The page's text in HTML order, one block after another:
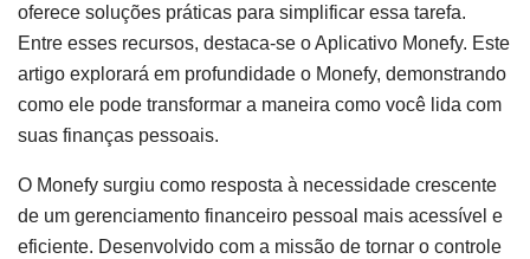
oferece soluções práticas para simplificar essa tarefa.
Entre esses recursos, destaca-se o Aplicativo Monefy. Este
artigo explorará em profundidade o Monefy, demonstrando
como ele pode transformar a maneira como você lida com
suas finanças pessoais.
O Monefy surgiu como resposta à necessidade crescente
de um gerenciamento financeiro pessoal mais acessível e
eficiente. Desenvolvido com a missão de tornar o controle